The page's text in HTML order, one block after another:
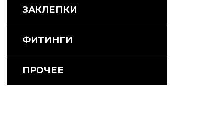
ЗАКЛЕПКИ
ФИТИНГИ
ПРОЧЕЕ